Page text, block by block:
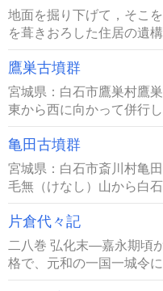
地面を掘り下げて，そこ
を葺きおろした住居の遺
鷹巣古墳群
宮城県：白石市鷹巣村鷹
東から西に向かって併行
亀田古墳群
宮城県：白石市斎川村亀
毛無（けなし）山から白
片倉代々記
二八巻 弘化末―嘉永期頃
格で、元和の一国一城令